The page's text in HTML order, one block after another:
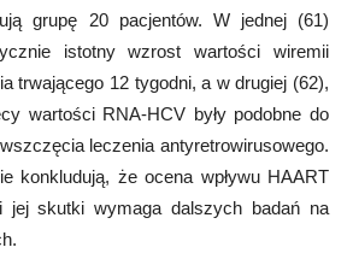
grupę 20 pacjentów. W jednej (61)
istotny wzrost wartości wiremii
trwającego 12 tygodni, a w drugiej (62),
wartości RNA-HCV były podobne do
leczenia antyretrowirusowego.
konkludują, że ocena wpływu HAART
jej skutki wymaga dalszych badań na